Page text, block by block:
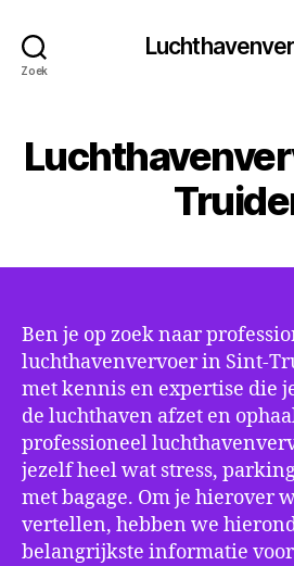
Zoek
Ben je op zoek naar
luchthavenvervoer in Sint-
met kennis en expertise die
de luchthaven afzet en
professioneel
jezelf heel wat stress,
met bagage. Om je hierover
vertellen, hebben we
belangrijkste informatie